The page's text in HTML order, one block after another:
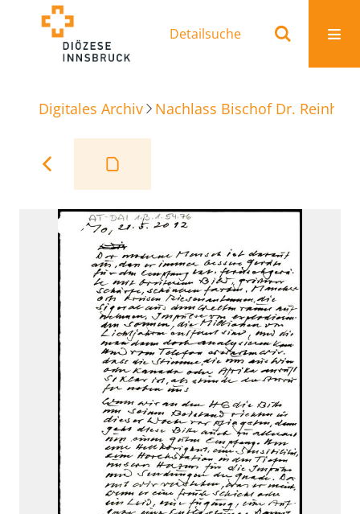
Detailsuche
Digitales Archiv Nachlass Bischof Dr.